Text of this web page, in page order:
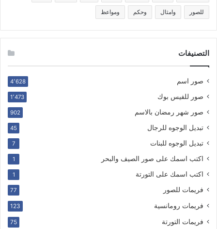
للصور وامثال وحكم ومواعظ
التصنيفات
صور اسم 4٬628
صور للفيس بوك 1٬473
صور شهر رمضان بالاسم 902
تبديل الوجوه للرجال 45
تبديل الوجوه للبنات 7
اكتب اسمك على صور الصيف والبحر 1
اكتب اسمك على التورتة 1
فريمات للصور 77
فريمات رومانسية 123
فريمات التورتة 75